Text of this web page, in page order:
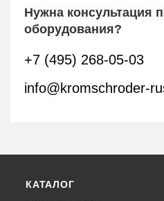
Нужна консультация
оборудования?
+7 (495) 268-05-03
info@kromschroder-
КАТАЛОГ